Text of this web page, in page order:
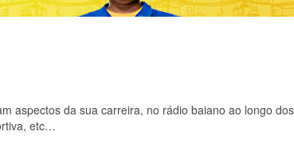
aspectos da sua carreira, no rádio baiano ao longo
etc…